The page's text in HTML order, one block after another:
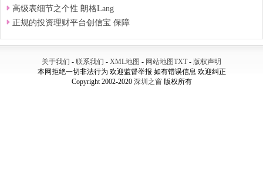
高级表细节之个性 朗格Lang
正规的投资理财平台创信宝 保障
关于我们 - 联系我们 - XML地图 - 网站地图TXT- 版权声明
本网拒绝一切非法行为 欢迎监督举报 如有错误信息 欢迎纠正
Copyright 2002-2020 深圳之窗版权所有